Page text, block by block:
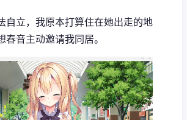
自立，我原本打算住在她出走的地
春音主动邀请我同居。